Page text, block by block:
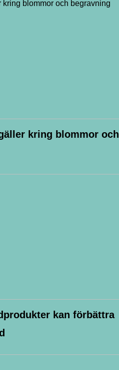
kring blommor och
kan förbättra